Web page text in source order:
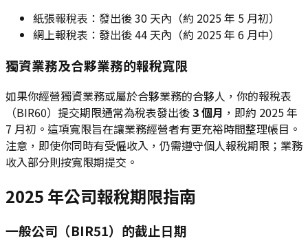
紙張報稅表：發出後 30 天內（約 2025 年 5 月初）
網上報稅表：發出後 44 天內（約 2025 年 6 月中）
獨資業務及合夥業務的報稅寬限
如果你經營獨資業務或屬於合夥業務的合夥人，你的報稅表
（BIR60）提交期限通常為稅表發出後3 個月 ，即約 2025 年
7 月初。這項寬限旨在讓業務經營者有更充裕時間整理帳目。
注意，即使你同時有受僱收入，仍需遵守個人報稅期限；業務
收入部分則按寬限期提交。
2025 年公司報稅期限指南
一般公司（BIR51）的截止日期